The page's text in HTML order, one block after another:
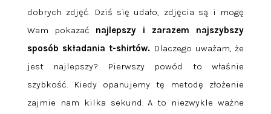
dobrych zdjęć. Dziś się udało, zdjęcia są i mogę
Wam pokazać najlepszy i zarazem najszybszy
sposób składania t-shirtów. Dlaczego uważam, że
jest najlepszy? Pierwszy powód to właśnie
szybkość. Kiedy opanujemy tę metodę złożenie
zajmie nam kilka sekund. A to niezwykle ważne